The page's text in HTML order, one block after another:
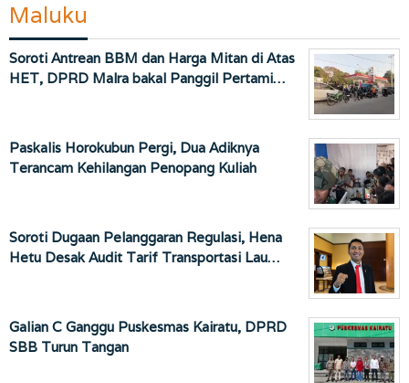
Maluku
Soroti Antrean BBM dan Harga Mitan di Atas
HET, DPRD Malra bakal Panggil Pertami…
Paskalis Horokubun Pergi, Dua Adiknya
Terancam Kehilangan Penopang Kuliah
Soroti Dugaan Pelanggaran Regulasi, Hena
Hetu Desak Audit Tarif Transportasi Lau…
Galian C Ganggu Puskesmas Kairatu, DPRD
SBB Turun Tangan